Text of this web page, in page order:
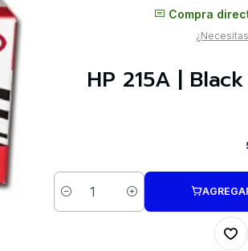
Compra
HP 215A |
Cantidad